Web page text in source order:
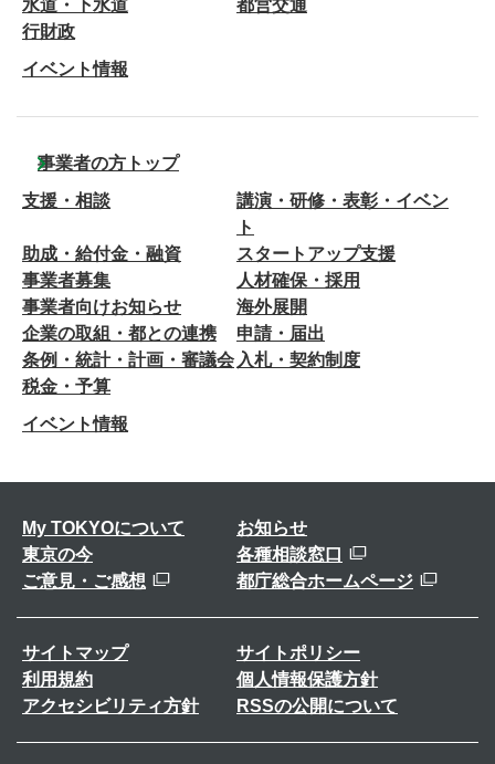
水道・下水道
都営交通
行財政
イベント情報
事業者の方トップ
支援・相談
講演・研修・表彰・イベン
ト
助成・給付金・融資
スタートアップ支援
事業者募集
人材確保・採用
事業者向けお知らせ
海外展開
企業の取組・都との連携
申請・届出
条例・統計・計画・審議会 入札・契約制度
税金・予算
イベント情報
My TOKYOについて
お知らせ
東京の今
各種相談窓口
ご意見・ご感想
都庁総合ホームページ
サイトマップ
サイトポリシー
利用規約
個人情報保護方針
アクセシビリティ方針
RSSの公開について